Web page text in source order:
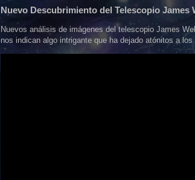
Nuevo Descubrimiento del Telescopio James
Nuevos análisis de imágenes del telescopio James
nos indican algo intrigante que ha dejado atónitos a